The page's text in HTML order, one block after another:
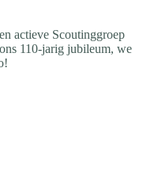
actieve Scoutinggroep
110-jarig jubileum, we